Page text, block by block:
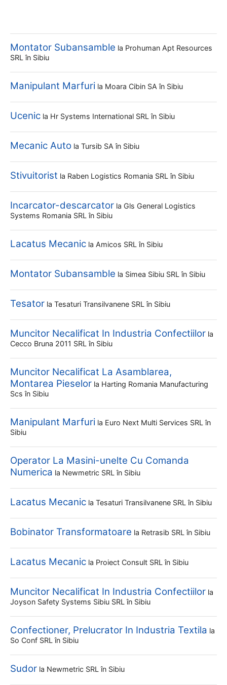
Montator Subansamble la Prohuman Apt Resources
SRL în Sibiu
Manipulant Marfuri la Moara Cibin SA în Sibiu
Ucenic la Hr Systems International SRL în Sibiu
Mecanic Auto la Tursib SA în Sibiu
Stivuitorist la Raben Logistics Romania SRL în Sibiu
Incarcator-descarcator la Gls General Logistics
Systems Romania SRL în Sibiu
Lacatus Mecanic la Amicos SRL în Sibiu
Montator Subansamble la Simea Sibiu SRL în Sibiu
Tesator la Tesaturi Transilvanene SRL în Sibiu
Muncitor Necalificat In Industria Confectiilor la
Cecco Bruna 2011 SRL în Sibiu
Muncitor Necalificat La Asamblarea,
Montarea Pieselor la Harting Romania Manufacturing
Scs în Sibiu
Manipulant Marfuri la Euro Next Multi Services SRL în
Sibiu
Operator La Masini-unelte Cu Comanda
Numerica la Newmetric SRL în Sibiu
Lacatus Mecanic la Tesaturi Transilvanene SRL în Sibiu
Bobinator Transformatoare la Retrasib SRL în Sibiu
Lacatus Mecanic la Proiect Consult SRL în Sibiu
Muncitor Necalificat In Industria Confectiilor la
Joyson Safety Systems Sibiu SRL în Sibiu
Confectioner, Prelucrator In Industria Textila la
So Conf SRL în Sibiu
Sudor la Newmetric SRL în Sibiu